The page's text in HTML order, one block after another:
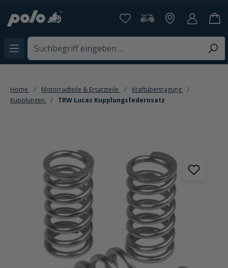
springen
Home Motorradteile & Ersatzteile
Kraftübertragung
Bildergalerie überspringen